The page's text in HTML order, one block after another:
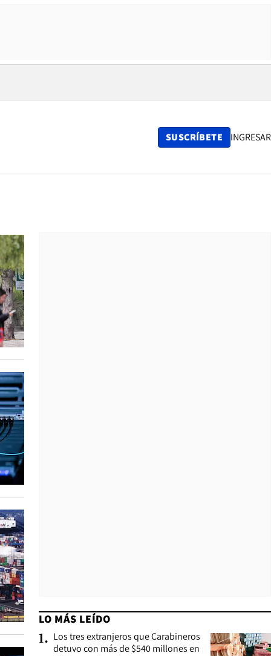
SUSCRÍBETE INGRESAR
LO MÁS LEÍDO
1. Los tres extranjeros que Carabineros
detuvo con más de $540 millones en